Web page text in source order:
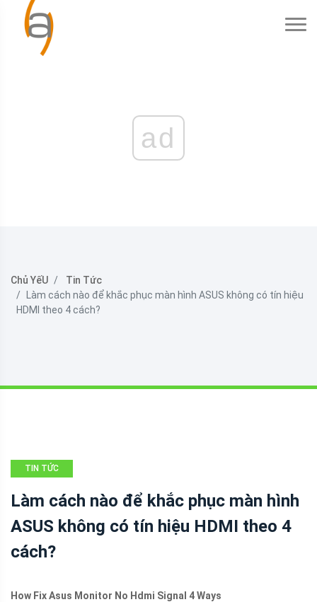
ad
Chủ YếU
Tin Tức
Làm cách nào để khắc phục màn hình ASUS không có tín hiệu
HDMI theo 4 cách?
TIN TỨC
Làm cách nào để khắc phục màn hình
ASUS không có tín hiệu HDMI theo 4
cách?
How Fix Asus Monitor No Hdmi Signal 4 Ways